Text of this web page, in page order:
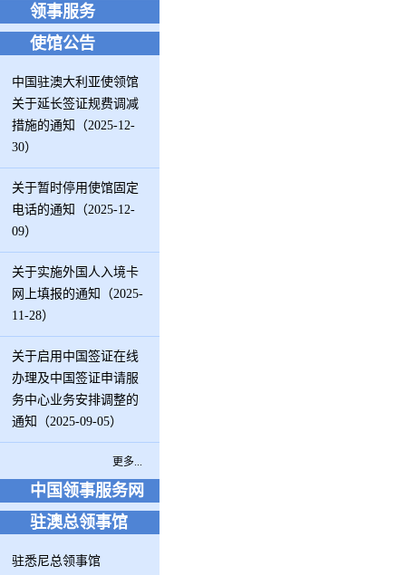
领事服务
使馆公告
中国驻澳大利亚使领馆
关于延长签证规费调减
措施的通知（2025-12-
30）
关于暂时停用使馆固定
电话的通知（2025-12-
09）
关于实施外国人入境卡
网上填报的通知（2025-
11-28）
关于启用中国签证在线
办理及中国签证申请服
务中心业务安排调整的
通知（2025-09-05）
更多...
中国领事服务网
驻澳总领事馆
驻悉尼总领事馆